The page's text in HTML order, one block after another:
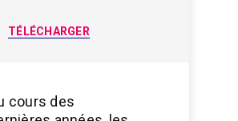
TÉLÉCHARGER
cours des